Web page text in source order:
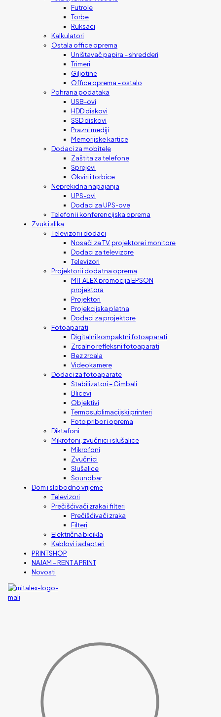
Futrole
Torbe
Ruksaci
Kalkulatori
Ostala office oprema
Uništavač papira – shredderi
Trimeri
Giljotine
Office oprema – ostalo
Pohrana podataka
USB-ovi
HDD diskovi
SSD diskovi
Prazni mediji
Memorijske kartice
Dodaci za mobitele
Zaštita za telefone
Sprejevi
Okviri i torbice
Neprekidna napajanja
UPS-ovi
Dodaci za UPS-ove
Telefoni i konferencijska oprema
Zvuk i slika
Televizori i dodaci
Nosači za TV, projektore i monitore
Dodaci za televizore
Televizori
Projektori i dodatna oprema
MIT ALEX promocija EPSON
projektora
Projektori
Projekcijska platna
Dodaci za projektore
Fotoaparati
Digitalni kompaktni fotoaparati
Zrcalno refleksni fotoaparati
Bez zrcala
Videokamere
Dodaci za fotoaparate
Stabilizatori – Gimbali
Blicevi
Objektivi
Termosublimacijski printeri
Foto pribor i oprema
Diktafoni
Mikrofoni, zvučnici i slušalice
Mikrofoni
Zvučnici
Slušalice
Soundbar
Dom i slobodno vrijeme
Televizori
Prečišćivači zraka i filteri
Prečišćivači zraka
Filteri
Električna bicikla
Kablovi i adapteri
PRINTSHOP
NAJAM – RENT A PRINT
Novosti